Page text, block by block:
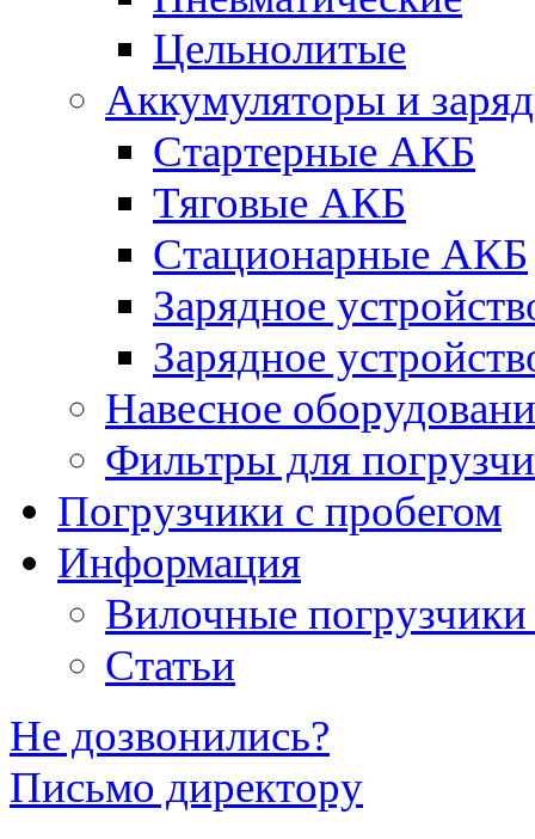
Цельнолитые
Аккумуляторы и
Стартерные АКБ
Тяговые АКБ
Стационарные АКБ
Зарядное
Зарядное
Навесное
Фильтры для
Погрузчики с пробегом
Информация
Вилочные
Статьи
Не дозвонились?
Письмо директору